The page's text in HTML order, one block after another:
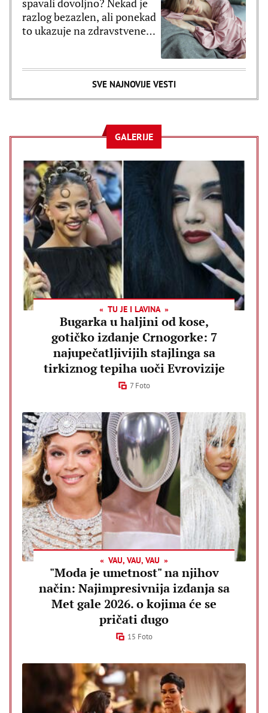
spavali dovoljno? Nekad je
razlog bezazlen, ali ponekad
to ukazuje na zdravstvene
SVE NAJNOVIJE VESTI
GALERIJE
TU JE I LAVINA
Bugarka u haljini od kose,
gotičko izdanje Crnogorke: 7
najupečatljivijih stajlinga sa
tirkiznog tepiha uoči Evrovizije
7 Foto
VAU, VAU, VAU
"Moda je umetnost" na njihov
način: Najimpresivnija izdanja sa
Met gale 2026. o kojima će se
pričati dugo
15 Foto